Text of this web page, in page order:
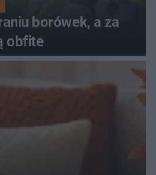
borówek, a za
obfite